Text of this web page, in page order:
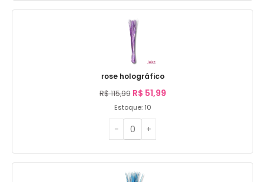
rose holográfico
R$115,99 R$ 51,99
Estoque: 10